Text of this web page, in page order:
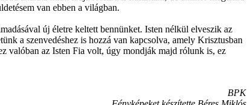
van ebben a világban.
új életre keltett bennünket. Isten nélkül elveszik az
a szenvedéshez is hozzá van kapcsolva, amely Krisztusban
valóban az Isten Fia volt, úgy mondják majd rólunk is, ez
BPK